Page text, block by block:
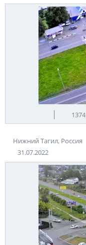
1374
Нижний Тагил, Россия
31.07.2022